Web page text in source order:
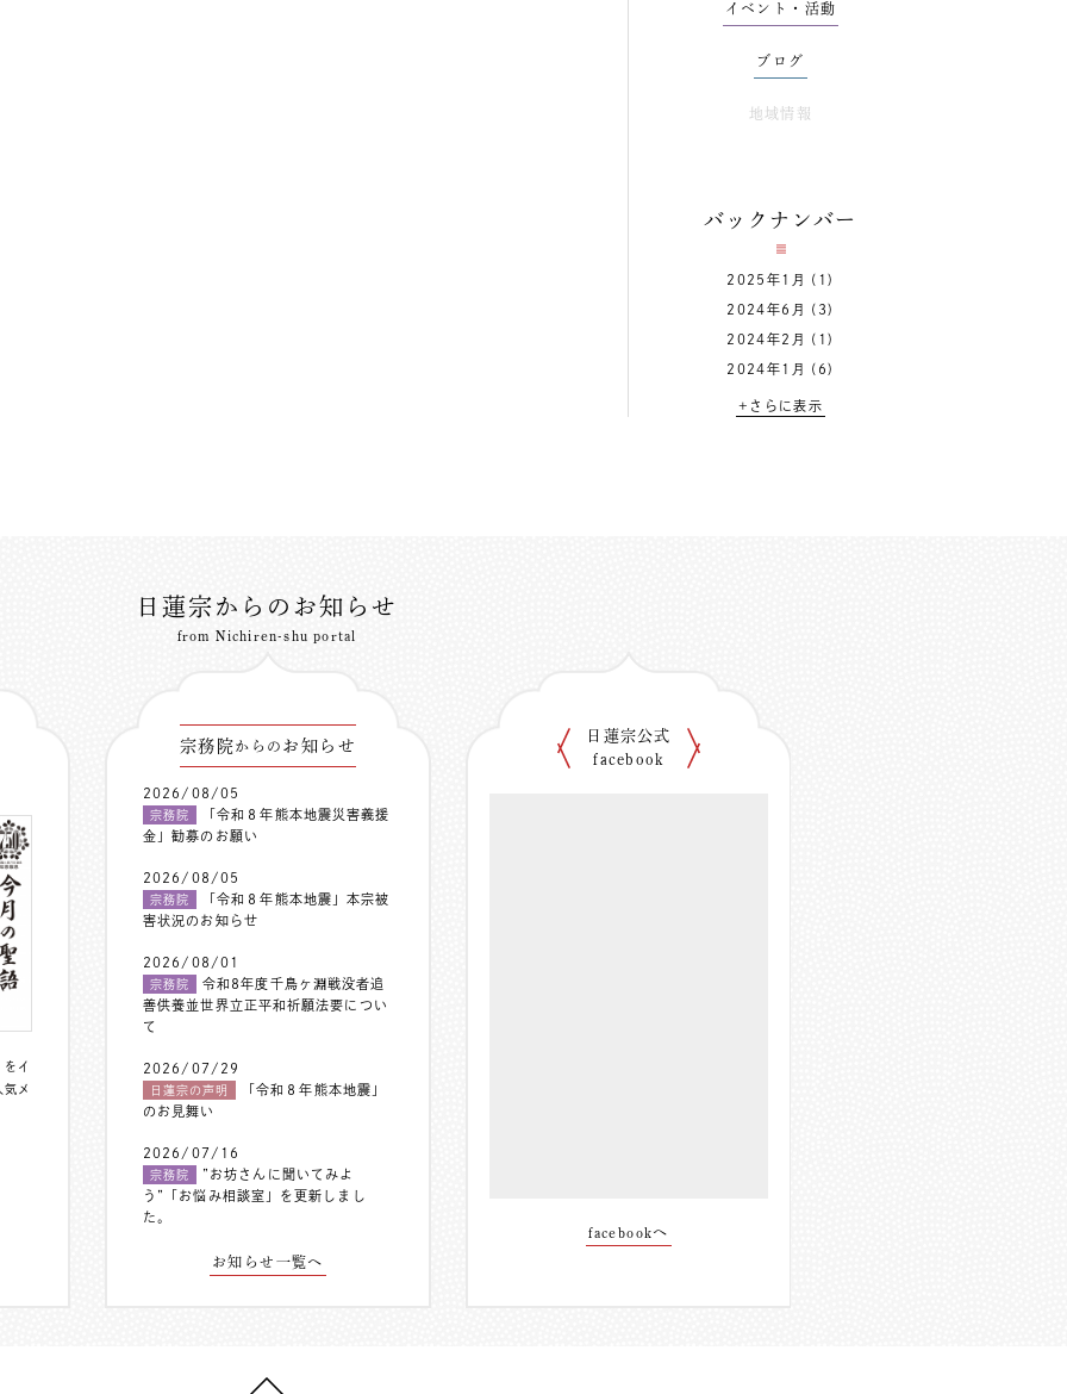
イベント・活動
ブログ
地域情報
バックナンバー
2025年1月 (1)
2024年6月 (3)
2024年2月 (1)
2024年1月 (6)
+さらに表示
日蓮宗からのお知らせ
from Nichiren-shu portal
イ
メ
宗務院からの お知らせ
2026/08/05
宗務院
「令和８年熊本地震災害義援
金」勧募のお願い
2026/08/05
宗務院
「令和８年熊本地震」本宗被
害状況のお知らせ
2026/08/01
宗務院
令和8年度千鳥ヶ淵戦没者追
善供養並世界立正平和祈願法要につい
て
2026/07/29
日蓮宗の声明
「令和８年熊本地震」
のお見舞い
2026/07/16
宗務院
”お坊さんに聞いてみよ
う”「お悩み相談室」を更新しまし
た。
お知らせ一覧へ
日蓮宗公式
facebook
facebookへ